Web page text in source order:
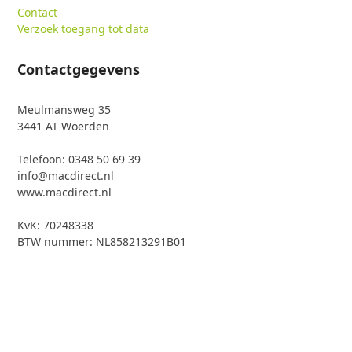
Contact
Verzoek toegang tot data
Contactgegevens
Meulmansweg 35
3441 AT Woerden
Telefoon: 0348 50 69 39
info@macdirect.nl
www.macdirect.nl
KvK: 70248338
BTW nummer: NL858213291B01